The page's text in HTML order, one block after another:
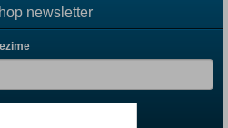
newsletter